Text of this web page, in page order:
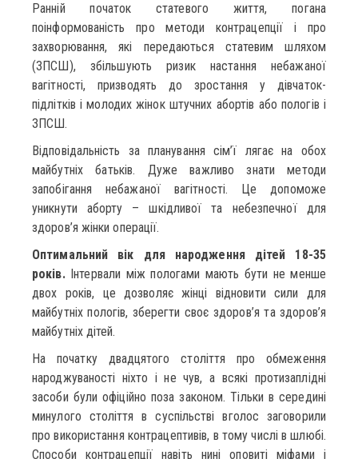
Ранній початок статевого життя, погана
поінформованість про методи контрацепції і про
захворювання, які передаються статевим шляхом
(ЗПСШ), збільшують ризик настання небажаної
вагітності, призводять до зростання у дівчаток-
підлітків і молодих жінок штучних абортів або пологів і
ЗПСШ.
Відповідальність за планування сім’ї лягає на обох
майбутніх батьків. Дуже важливо знати методи
запобігання небажаної вагітності. Це допоможе
уникнути аборту – шкідливої та небезпечної для
здоров’я жінки операції.
Оптимальний вік для народження дітей 18-35
років.Інтервали між пологами мають бути не менше
двох років, це дозволяє жінці відновити сили для
майбутніх пологів, зберегти своє здоров’я та здоров’я
майбутніх дітей.
На початку двадцятого століття про обмеження
народжуваності ніхто і не чув, а всякі протизаплідні
засоби були офіційно поза законом. Тільки в середині
минулого століття в суспільстві вголос заговорили
про використання контрацептивів, в тому числі в шлюбі.
Способи контрацепції навіть нині оповиті міфами і